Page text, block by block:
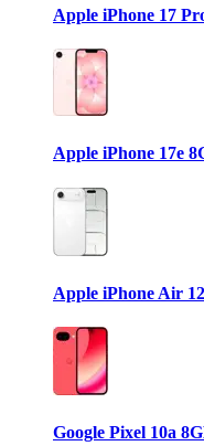
Apple iPhone 17
Apple iPhone 17e
Apple iPhone Air
Google Pixel 10a